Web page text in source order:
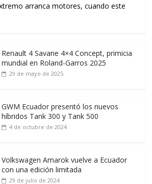
arranca motores, cuando este
Renault 4 Savane 4×4 Concept, primicia
mundial en Roland-Garros 2025
29 de mayo de 2025
GWM Ecuador presentó los nuevos
híbridos Tank 300 y Tank 500
4 de octubre de 2024
Volkswagen Amarok vuelve a Ecuador
con una edición limitada
29 de julio de 2024